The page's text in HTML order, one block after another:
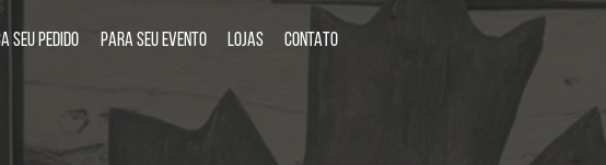
SEU PEDIDO PARA SEU EVENTO LOJAS CONTATO